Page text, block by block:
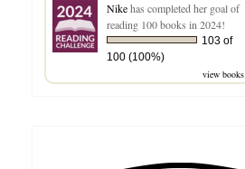
Nikehas completed her goal of
reading 100 books in 2024!
103 of
100 (100%)
view books